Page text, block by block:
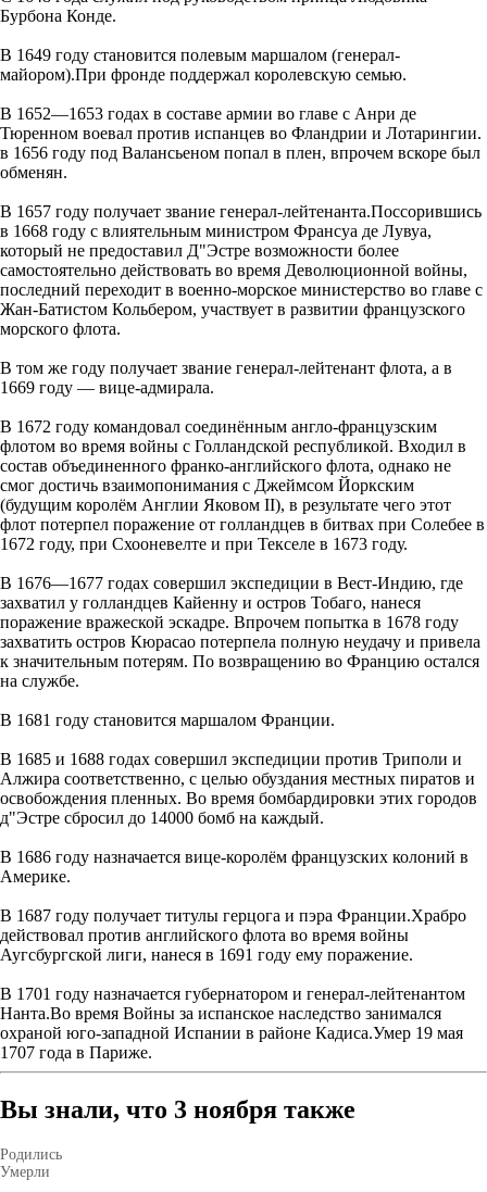
Бурбона Конде.
В 1649 году становится полевым маршалом (генерал-
майором).При фронде поддержал королевскую семью.
В 1652—1653 годах в составе армии во главе с Анри де
Тюренном воевал против испанцев во Фландрии и Лотарингии.
в 1656 году под Валансьеном попал в плен, впрочем вскоре был
обменян.
В 1657 году получает звание генерал-лейтенанта.Поссорившись
в 1668 году с влиятельным министром Франсуа де Лувуа,
который не предоставил Д"Эстре возможности более
самостоятельно действовать во время Деволюционной войны,
последний переходит в военно-морское министерство во главе с
Жан-Батистом Кольбером, участвует в развитии французского
морского флота.
В том же году получает звание генерал-лейтенант флота, а в
1669 году — вице-адмирала.
В 1672 году командовал соединённым англо-французским
флотом во время войны с Голландской республикой. Входил в
состав объединенного франко-английского флота, однако не
смог достичь взаимопонимания с Джеймсом Йоркским
(будущим королём Англии Яковом II), в результате чего этот
флот потерпел поражение от голландцев в битвах при Солебее в
1672 году, при Схооневелте и при Текселе в 1673 году.
В 1676—1677 годах совершил экспедиции в Вест-Индию, где
захватил у голландцев Кайенну и остров Тобаго, нанеся
поражение вражеской эскадре. Впрочем попытка в 1678 году
захватить остров Кюрасао потерпела полную неудачу и привела
к значительным потерям. По возвращению во Францию остался
на службе.
В 1681 году становится маршалом Франции.
В 1685 и 1688 годах совершил экспедиции против Триполи и
Алжира соответственно, с целью обуздания местных пиратов и
освобождения пленных. Во время бомбардировки этих городов
д"Эстре сбросил до 14000 бомб на каждый.
В 1686 году назначается вице-королём французских колоний в
Америке.
В 1687 году получает титулы герцога и пэра Франции.Храбро
действовал против английского флота во время войны
Аугсбургской лиги, нанеся в 1691 году ему поражение.
В 1701 году назначается губернатором и генерал-лейтенантом
Нанта.Во время Войны за испанское наследство занимался
охраной юго-западной Испании в районе Кадиса.Умер 19 мая
1707 года в Париже.
Вы знали, что 3 ноября также
Родились
Умерли